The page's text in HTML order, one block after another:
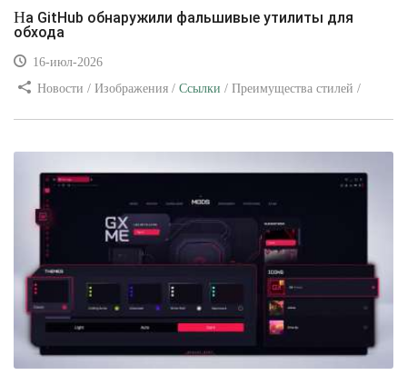
На GitHub обнаружили фальшивые утилиты для
обхода
16-июл-2026
Новости / Изображения / Ссылки / Преимущества стилей /